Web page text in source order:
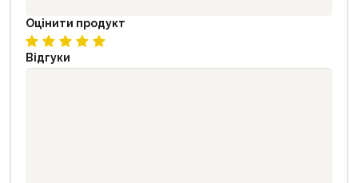
Оцінити продукт
Відгуки